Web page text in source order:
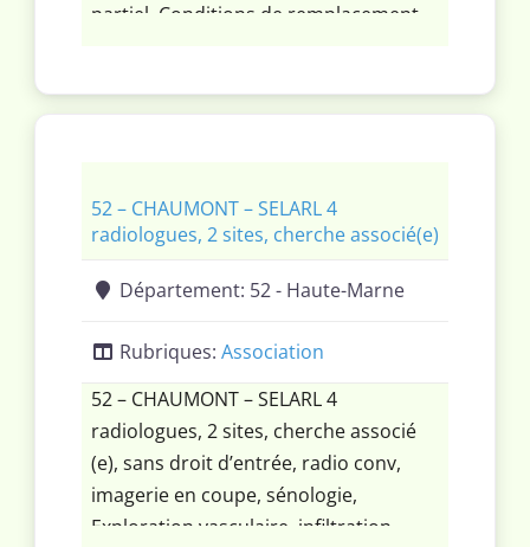
partiel. Conditions de remplacement
scanners, 3 irm).
52 – CHAUMONT – SELARL 4
radiologues, 2 sites, cherche associé(e)
Département: 52 - Haute-Marne
Rubriques: Association
52 – CHAUMONT – SELARL 4
radiologues, 2 sites, cherche associé
(e), sans droit d’entrée, radio conv,
imagerie en coupe, sénologie,
Exploration vasculaire, infiltration,